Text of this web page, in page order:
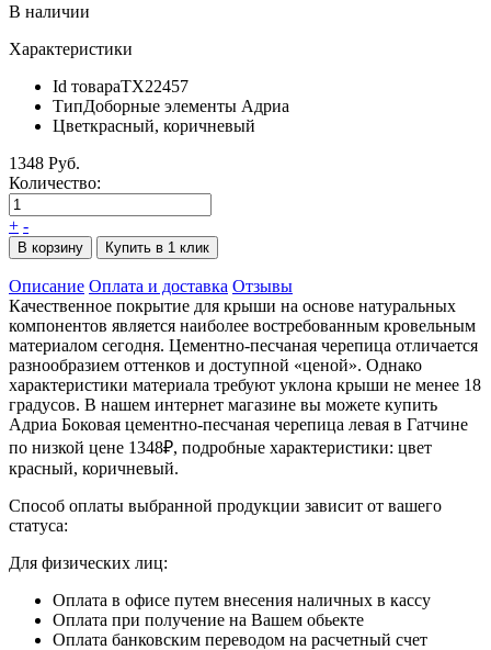
В наличии
Характеристики
Id товараТХ22457
ТипДоборные элементы Адриа
Цветкрасный, коричневый
1348 Руб.
Количество:
+ -
В корзину Купить в 1 клик
Описание Оплата и доставка Отзывы
Качественное покрытие для крыши на основе натуральных
компонентов является наиболее востребованным кровельным
материалом сегодня. Цементно-песчаная черепица отличается
разнообразием оттенков и доступной «ценой». Однако
характеристики материала требуют уклона крыши не менее 18
градусов. В нашем интернет магазине вы можете купить
Адриа Боковая цементно-песчаная черепица левая в Гатчине
по низкой цене 1348₽, подробные характеристики: цвет
красный, коричневый.
Способ оплаты выбранной продукции зависит от вашего
статуса:
Для физических лиц:
Оплата в офисе путем внесения наличных в кассу
Оплата при получение на Вашем обьекте
Оплата банковским переводом на расчетный счет